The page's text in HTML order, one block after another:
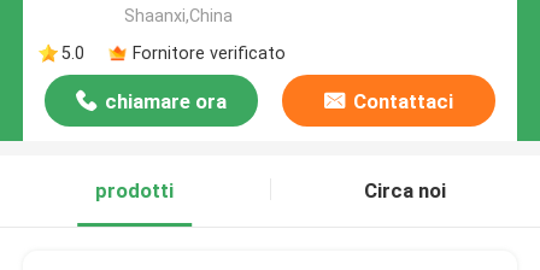
Shaanxi,China
5.0
Fornitore verificato
chiamare ora Contattaci
prodotti Circa noi